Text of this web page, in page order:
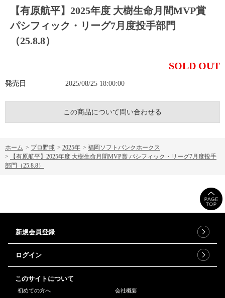
【有原航平】2025年度 大樹生命月間MVP賞
パシフィック・リーグ7月度投手部門
（25.8.8）
SOLD OUT
発売日 2025/08/25 18:00:00
この商品について問い合わせる
ホーム > プロ野球 > 2025年 > 福岡ソフトバンクホークス
>
【有原航平】2025年度 大樹生命月間MVP賞 パシフィック・リーグ7月度投手
部門（25.8.8）
新規会員登録
ログイン
このサイトについて
初めての方へ 会社概要